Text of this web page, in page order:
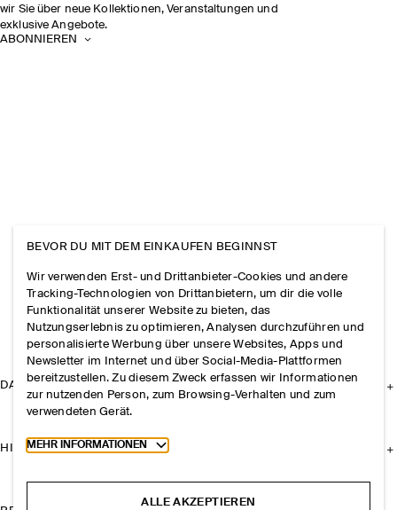
wir Sie über neue Kollektionen, Veranstaltungen und
exklusive Angebote.
ABONNIEREN
DAS UNTERNEHMEN
HILFE
BEVOR DU MIT DEM EINKAUFEN BEGINNST
Wir verwenden Erst- und Drittanbieter-Cookies und andere
Tracking-Technologien von Drittanbietern, um dir die volle
Funktionalität unserer Website zu bieten, das
Nutzungserlebnis zu optimieren, Analysen durchzuführen und
personalisierte Werbung über unsere Websites, Apps und
Newsletter im Internet und über Social-Media-Plattformen
bereitzustellen. Zu diesem Zweck erfassen wir Informationen
zur nutzenden Person, zum Browsing-Verhalten und zum
verwendeten Gerät.
Toggle more cookie information
MEHR INFORMATIONEN
ALLE AKZEPTIEREN